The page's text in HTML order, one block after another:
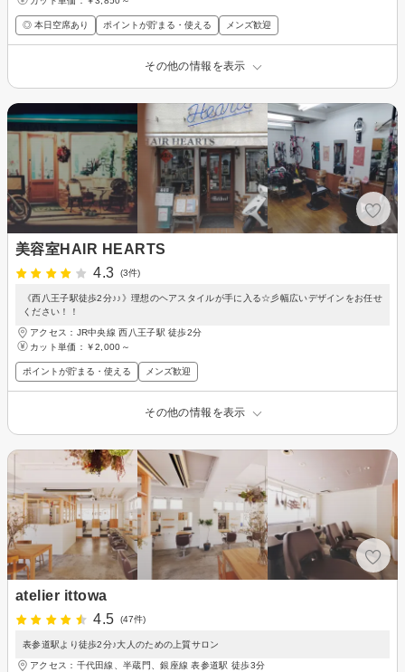
◎ 本日空席あり ポイントが貯まる・使える メンズ歓迎
その他の情報を表示
美容室HAIR HEARTS
4.3
(3件)
《西八王子駅徒歩2分♪♪》理想のヘアスタイルが手に入る☆彡幅広いデザインをお任せ
ください！！
アクセス：JR中央線 西八王子駅 徒歩2分
カット単価： ￥2,000～
ポイントが貯まる・使える メンズ歓迎
その他の情報を表示
atelier ittowa
4.5
(47件)
表参道駅より徒歩2分♪大人のための上質サロン
アクセス：千代田線、半蔵門、銀座線 表参道駅 徒歩3分